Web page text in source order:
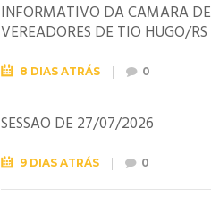
INFORMATIVO DA CÂMARA DE
VEREADORES DE TIO HUGO/RS
8 DIAS ATRÁS 0
SESSÃO DE 27/07/2026
9 DIAS ATRÁS 0